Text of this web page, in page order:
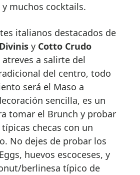
muchos cocktails.
italianos destacados de
Divinis y Cotto Crudo
atreves a salirte del
del centro, todo
será el Maso a
sencilla, es un
tomar el Brunch y probar
checas con un
No dejes de probar los
huevos escoceses, y
berlinesa típico de